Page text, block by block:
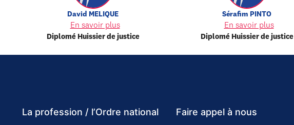
David MELIQUE
En savoir plus
Diplomé Huissier de justice
Sérafim PINTO
En savoir plus
Diplomé Huissier de justice
La profession / l’Ordre national Faire appel à nous